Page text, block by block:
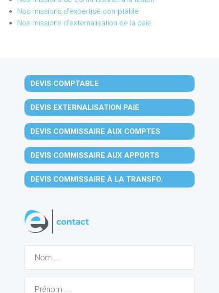
Nos missions d'expertise comptable
Nos missions d'externalisation de la paie
DEVIS COMPTABLE
DEVIS EXTERNALISATION PAIE
DEVIS COMMISSAIRE AUX COMPTES
DEVIS COMMISSAIRE AUX APPORTS
DEVIS COMMISSAIRE À LA TRANSFO.